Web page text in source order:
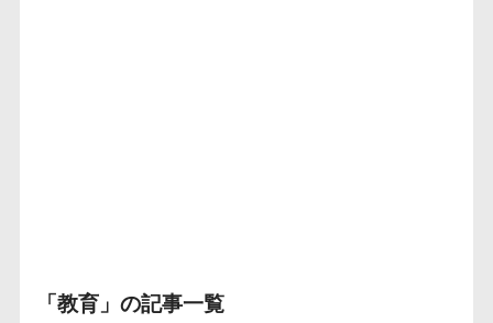
「教育」の記事一覧